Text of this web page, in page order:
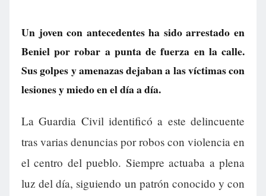
Un joven con antecedentes ha sido arrestado en
Beniel por robar a punta de fuerza en la calle.
Sus golpes y amenazas dejaban a las víctimas con
lesiones y miedo en el día a día.
La Guardia Civil identificó a este delincuente
tras varias denuncias por robos con violencia en
el centro del pueblo. Siempre actuaba a plena
luz del día, siguiendo un patrón conocido y con